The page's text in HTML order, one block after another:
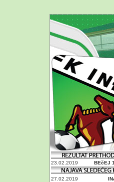
23.02.2019 BEčEJ
27.02.2019